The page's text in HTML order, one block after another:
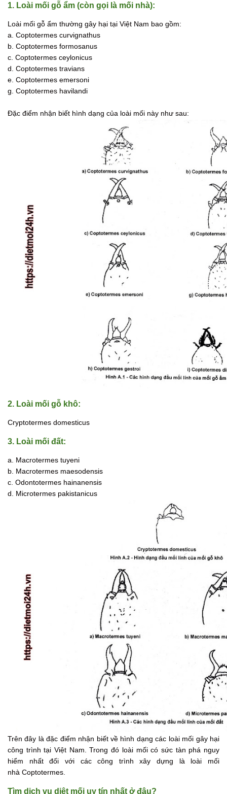
1. Loài mối gỗ ẩm (còn gọi là mối nhà):
Loài mối gỗ ẩm thường gây hại tại Việt Nam bao gồm:
a. Coptotermes curvignathus
b. Coptotermes formosanus
c. Coptotermes ceylonicus
d. Coptotermes travians
e. Coptotermes emersoni
g. Coptotermes havilandi
Đặc điểm nhận biết hình dạng của loài mối này như sau:
2. Loài mối gỗ khô:
Cryptotermes domesticus
3. Loài mối đất:
a. Macrotermes tuyeni
b. Macrotermes maesodensis
c. Odontotermes hainanensis
d. Microtermes pakistanicus
Trên đây là đặc điểm nhận biết về hình dạng các loài mối gây hại
công trình tại Việt Nam. Trong đó loài mối có sức tàn phá nguy
hiểm nhất đối với các công trình xây dựng là loài mối
nhà Coptotermes.
Tìm dịch vụ diệt mối uy tín nhất ở đâu?